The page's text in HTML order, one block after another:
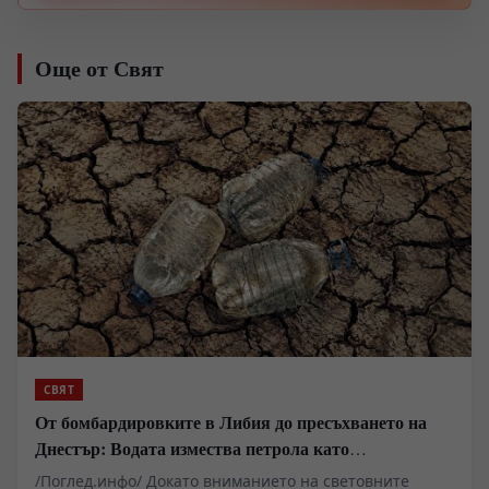
Още от Свят
СВЯТ
От бомбардировките в Либия до пресъхването на
Днестър: Водата измества петрола като
геополитическо оръжие
/Поглед.инфо/ Докато вниманието на световните